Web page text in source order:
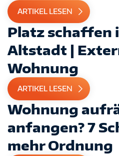
ARTIKEL LESEN
Platz schaffen
Altstadt |
Wohnung
ARTIKEL LESEN
Wohnung
anfangen? 7
mehr Ordnung